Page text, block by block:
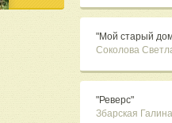
"Мой старый
Соколова
"Реверс"
Збарская Галина